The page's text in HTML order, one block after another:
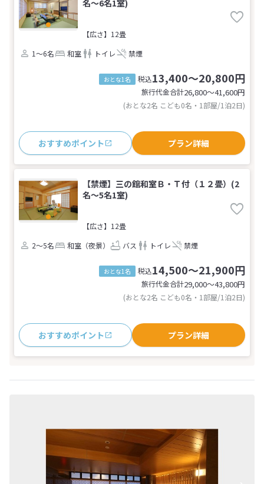
名～6名1室)
【広さ】12畳
1～6名
和室 トイレ 禁煙
おとな1名 税込13,400～20,800円
旅行代金合計26,800〜41,600円
(おとな2名 こども0名・1部屋/1泊2日)
おすすめポイント プラン詳細
【禁煙】三の館和室Ｂ・Ｔ付（１２畳）(2
名～5名1室)
【広さ】12畳
2～5名
和室（夜景） バス トイレ 禁煙
おとな1名 税込14,500～21,900円
旅行代金合計29,000〜43,800円
(おとな2名 こども0名・1部屋/1泊2日)
おすすめポイント プラン詳細